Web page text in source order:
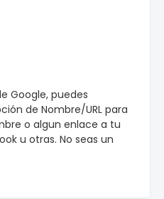
Google, puedes
de Nombre/URL para
o algun enlace a tu
u otras. No seas un